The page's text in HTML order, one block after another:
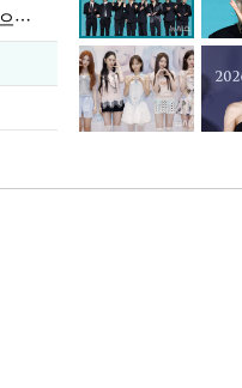
멕시코 인플루언서, 라방 중 괴한 총격으로 사망